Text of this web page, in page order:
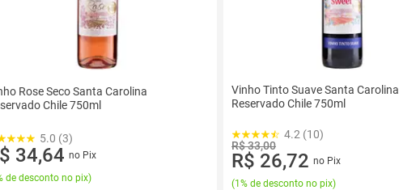
Rose Seco Santa Carolina
Chile 750ml
5.0 (3)
34,64 no Pix
de desconto no pix)
Vinho Tinto Suave Santa Carolina
Reservado Chile 750ml
4.2 (10)
R$ 33,00
R$ 26,72 no Pix
(1% de desconto no pix)